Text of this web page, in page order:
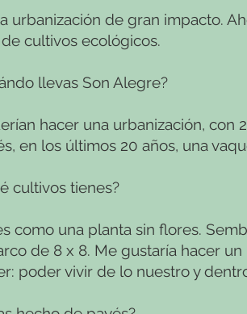
de gran impacto.
cultivos ecológicos.
llevas Son Alegre?
hacer una urbanización, con
en los últimos 20 años, una
cultivos tienes?
una planta sin flores.
de 8 x 8. Me gustaría hacer
poder vivir de lo nuestro y